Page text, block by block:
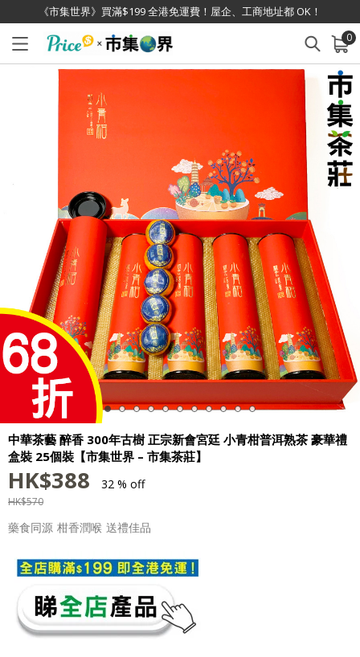
《市集世界》買滿$199 全港免運費！屋企、工商地址都 OK！
0
已加入購物車 查看
中華茶藝 醉香 300年古樹 正宗新會宮廷 小青柑普洱熟茶 豪華禮
盒裝 25個裝【市集世界 – 市集茶莊】
HK$388 32 % off
HK$570
藥食同源 柑香潤喉 送禮佳品